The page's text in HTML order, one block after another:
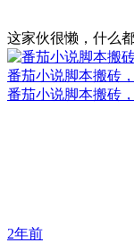
这家伙很懒，什么
番茄小说脚本搬砖
番茄小说脚本搬砖
2年前